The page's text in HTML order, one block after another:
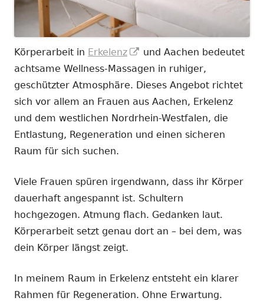
Körperarbeit in Erkelenz
In
neuem
Fenster
öffnen
und Aachen bedeutet
achtsame Wellness-Massagen in ruhiger,
geschützter Atmosphäre. Dieses Angebot richtet
sich vor allem an Frauen aus Aachen, Erkelenz
und dem westlichen Nordrhein-Westfalen, die
Entlastung, Regeneration und einen sicheren
Raum für sich suchen.
Viele Frauen spüren irgendwann, dass ihr Körper
dauerhaft angespannt ist. Schultern
hochgezogen. Atmung flach. Gedanken laut.
Körperarbeit setzt genau dort an – bei dem, was
dein Körper längst zeigt.
In meinem Raum in Erkelenz entsteht ein klarer
Rahmen für Regeneration. Ohne Erwartung.